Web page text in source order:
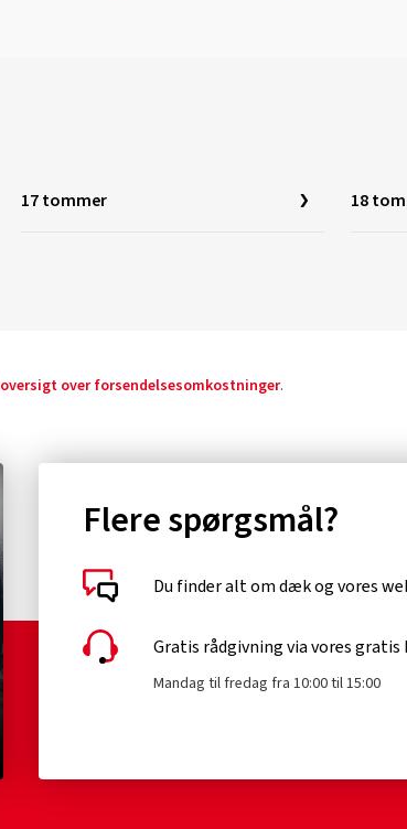
17 tommer 18
oversigt over forsendelsesomkostninger.
Flere spørgsmål?
Du finder alt om dæk og vores
Gratis rådgivning via vores
Mandag til fredag fra 10:00 til 15:00